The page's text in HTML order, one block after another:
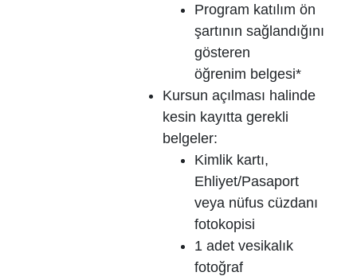
Program katılım ön
şartının sağlandığını
gösteren
öğrenim belgesi*
Kursun açılması halinde
kesin kayıtta gerekli
belgeler:
Kimlik kartı,
Ehliyet/Pasaport
veya nüfus cüzdanı
fotokopisi
1 adet vesikalık
fotoğraf